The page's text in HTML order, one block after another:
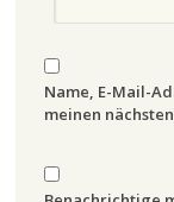
Name, E-Mail-
meinen